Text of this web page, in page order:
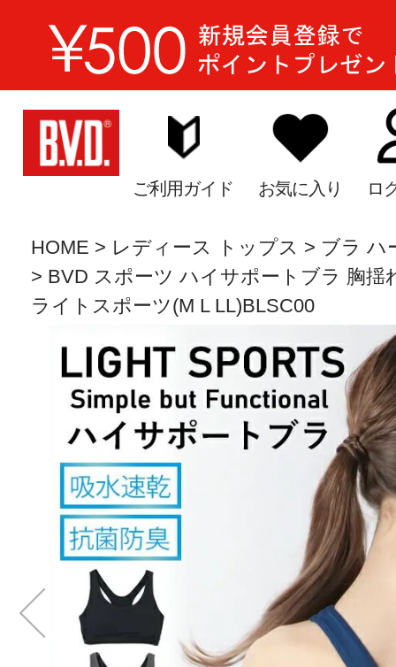
ご利用ガイド お気に入り ロ
HOME レディース トップス
ブラ ハ
BVD スポーツ ハイサポートブラ 胸揺
ライトスポーツ(M L LL)BLSC00